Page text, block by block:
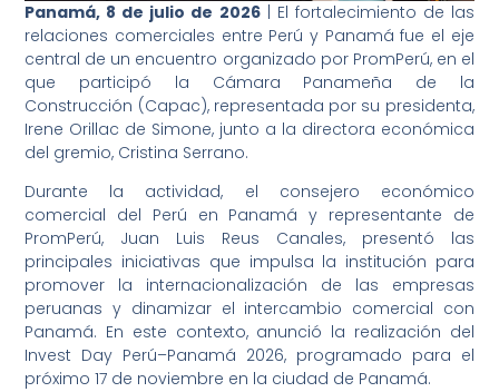
Panamá, 8 de julio de 2026| El fortalecimiento de las
relaciones comerciales entre Perú y Panamá fue el eje
central de un encuentro organizado por PromPerú, en el
que participó la Cámara Panameña de la
Construcción (Capac), representada por su presidenta,
Irene Orillac de Simone, junto a la directora económica
del gremio, Cristina Serrano.
Durante la actividad, el consejero económico
comercial del Perú en Panamá y representante de
PromPerú, Juan Luis Reus Canales, presentó las
principales iniciativas que impulsa la institución para
promover la internacionalización de las empresas
peruanas y dinamizar el intercambio comercial con
Panamá. En este contexto, anunció la realización del
Invest Day Perú–Panamá 2026, programado para el
próximo 17 de noviembre en la ciudad de Panamá.